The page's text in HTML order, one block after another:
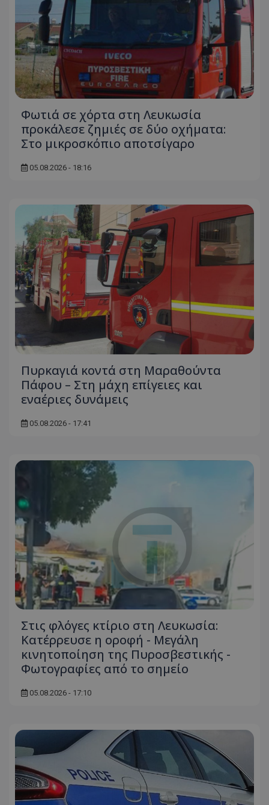
Φωτιά σε χόρτα στη Λευκωσία
προκάλεσε ζημιές σε δύο οχήματα:
Στο μικροσκόπιο αποτσίγαρο
05.08.2026 - 18:16
Πυρκαγιά κοντά στη Μαραθούντα
Πάφου – Στη μάχη επίγειες και
εναέριες δυνάμεις
05.08.2026 - 17:41
Στις φλόγες κτίριο στη Λευκωσία:
Κατέρρευσε η οροφή - Μεγάλη
κινητοποίηση της Πυροσβεστικής -
Φωτογραφίες από το σημείο
05.08.2026 - 17:10